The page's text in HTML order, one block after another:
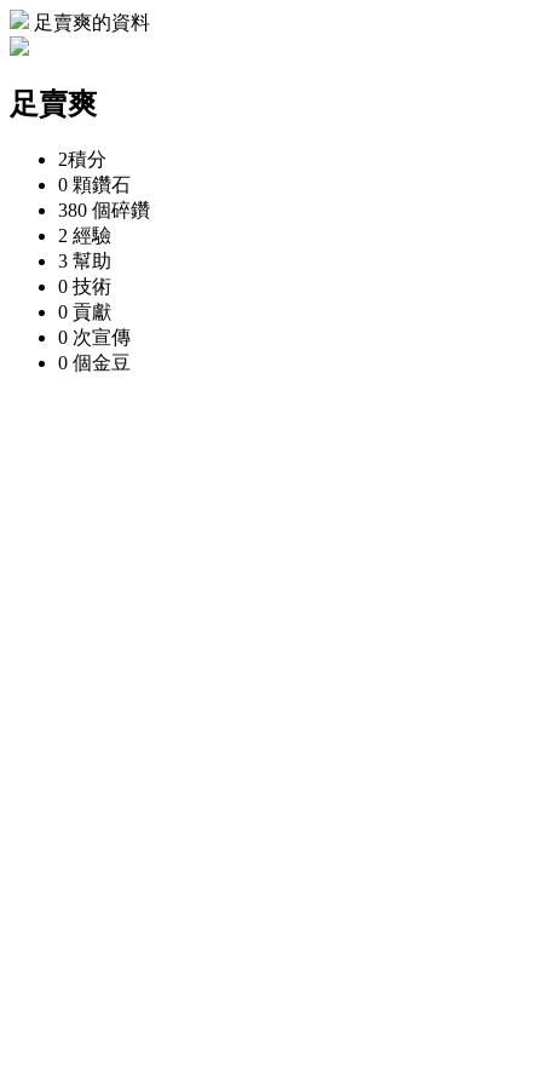
足賣爽的資料
足賣爽
2積分
0 顆鑽石
380 個碎鑽
2 經驗
3 幫助
0 技術
0 貢獻
0 次宣傳
0 個金豆